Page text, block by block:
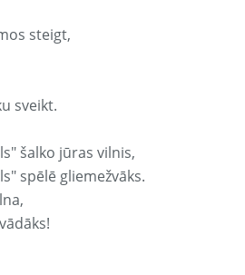
steigt,
sveikt.
šalko jūras vilnis,
spēlē gliemežvāks.